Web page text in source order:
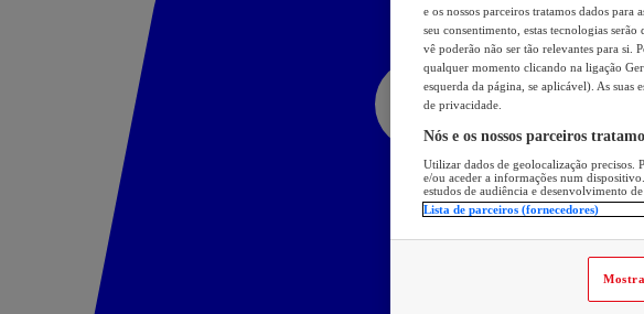
e os nossos parceiros tratamos dados
seu consentimento, estas tecnologias
vê poderão não ser tão relevantes para si.
qualquer momento clicando na ligação
esquerda da página, se aplicável). As suas
de privacidade.
Nós e os nossos parceiros
Utilizar dados de geolocalização precisos.
e/ou aceder a informações num
estudos de audiência e desenvolvimento de
Lista de parceiros (fornecedores)